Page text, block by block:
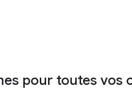
pour toutes vos